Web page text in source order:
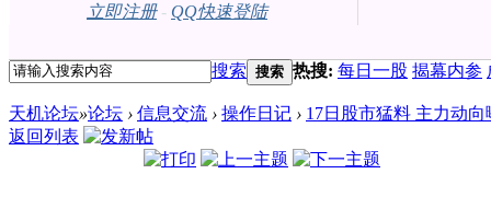
立即注册- QQ快速登陆
搜索 搜索 热搜: 每日一股 揭幕内参
天机论坛»论坛 › 信息交流 › 操作日记 › 17日股市猛料 主力动向
返回列表